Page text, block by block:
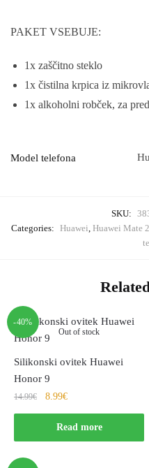
PAKET VSEBUJE:
1x zaščitno steklo
1x čistilna krpica iz
1x alkoholni robček, za
Model telefona
SKU:
Categories: Huawei Huawei Mate
-40%
Out of stock
Silikonski ovitek Huawei
Honor 9
14.99€ 8.99€
Read more